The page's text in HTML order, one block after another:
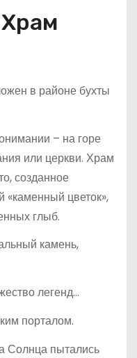
в районе бухты
– на горе
или церкви. Храм
созданное
«каменный цветок»,
глыб.
камень,
легенд…
порталом.
Солнца пытались